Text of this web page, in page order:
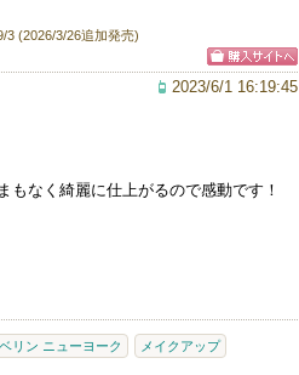
3 (2026/3/26追加発売)
2023/6/1 16:19:45
なく綺麗に仕上がるので感動です！
リン ニューヨーク メイクアップ